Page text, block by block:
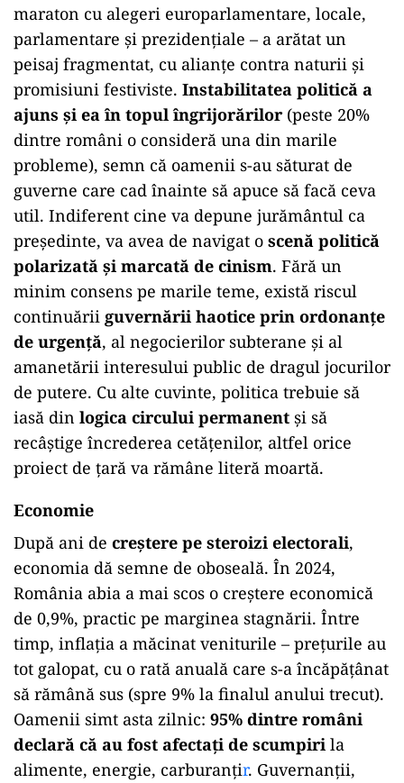
maraton cu alegeri europarlamentare, locale,
parlamentare și prezidențiale – a arătat un
peisaj fragmentat, cu alianțe contra naturii și
promisiuni festiviste. Instabilitatea politică a
ajuns și ea în topul îngrijorărilor (peste 20%
dintre români o consideră una din marile
probleme), semn că oamenii s-au săturat de
guverne care cad înainte să apuce să facă ceva
util. Indiferent cine va depune jurământul ca
președinte, va avea de navigat o scenă politică
polarizată și marcată de cinism. Fără un
minim consens pe marile teme, există riscul
continuării guvernării haotice prin ordonanțe
de urgență, al negocierilor subterane și al
amanetării interesului public de dragul jocurilor
de putere. Cu alte cuvinte, politica trebuie să
iasă din logica circului permanent și să
recâștige încrederea cetățenilor, altfel orice
proiect de țară va rămâne literă moartă.
Economie
După ani de creștere pe steroizi electorali,
economia dă semne de oboseală. În 2024,
România abia a mai scos o creștere economică
de 0,9%, practic pe marginea stagnării. Între
timp, inflația a măcinat veniturile – prețurile au
tot galopat, cu o rată anuală care s-a încăpățânat
să rămână sus (spre 9% la finalul anului trecut).
Oamenii simt asta zilnic: 95% dintre români
declară că au fost afectați de scumpiri la
alimente, energie, carburanțir. Guvernanții,